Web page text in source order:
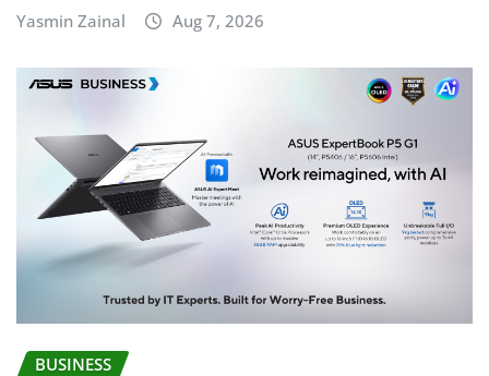
Yasmin Zainal Aug 7, 2026
BUSINESS